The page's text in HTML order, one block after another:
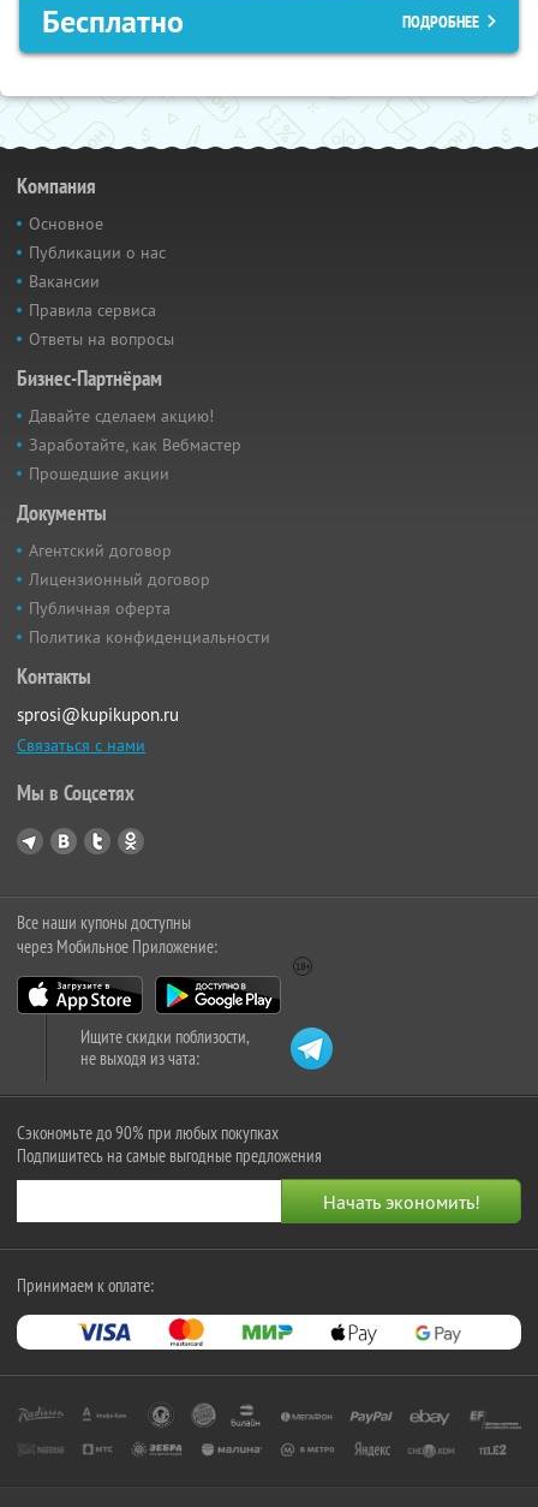
Бесплатно ПОДРОБНЕЕ
Компания
Основное
Публикации о нас
Вакансии
Правила сервиса
Ответы на вопросы
Бизнес-Партнёрам
Давайте сделаем акцию!
Заработайте, как Вебмастер
Прошедшие акции
Документы
Агентский договор
Лицензионный договор
Публичная оферта
Политика конфиденциальности
Контакты
sprosi@kupikupon.ru
Связаться с нами
Мы в Соцсетях
Все наши купоны доступны
через Мобильное Приложение:
Ищите скидки поблизости,
не выходя из чата:
Сэкономьте до 90% при любых покупках
Подпишитесь на самые выгодные предложения
Принимаем к оплате: